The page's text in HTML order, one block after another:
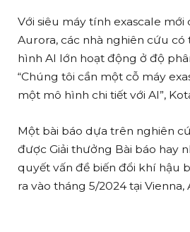
Với siêu máy tính exascale
Aurora, các nhà nghiên cứu
hình AI lớn hoạt động ở độ
“Chúng tôi cần một cỗ máy
một mô hình chi tiết với AI”,
Một bài báo dựa trên nghiên
được Giải thưởng Bài báo hay
quyết vấn đề biến đổi khí hậu
ra vào tháng 5/2024 tại Vienna,